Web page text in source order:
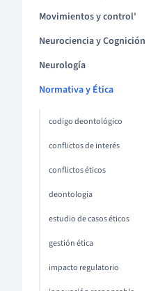
Movimientos y control'
Neurociencia y Cognición
Neurología
Normativa y Ética
codigo deontológico
conflictos de interés
conflictos éticos
deontología
estudio de casos éticos
gestión ética
impacto regulatorio